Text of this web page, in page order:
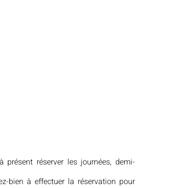
réserver les journées, demi-
bien à effectuer la réservation pour